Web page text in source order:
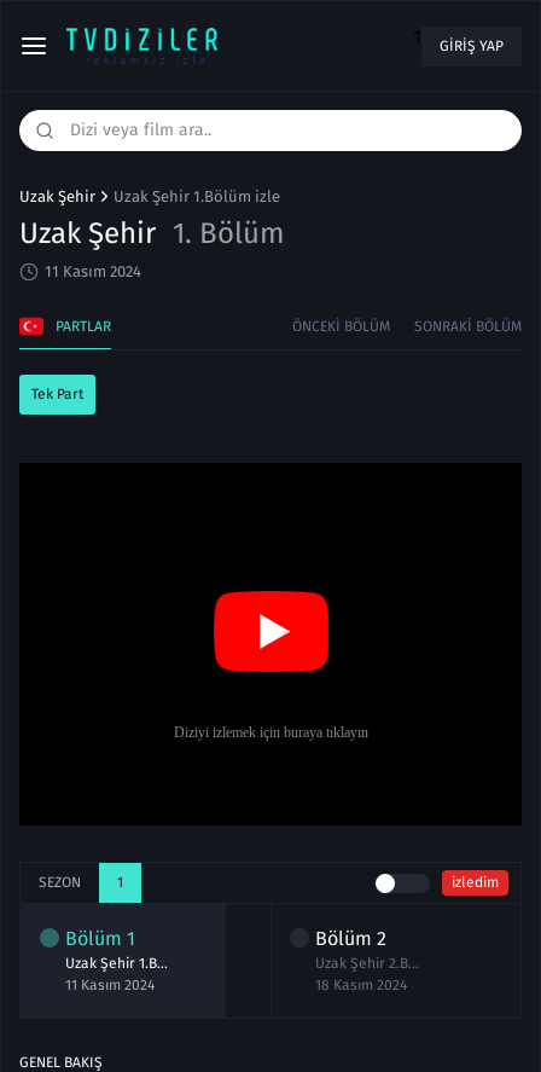
1 GIRIŞ YAP
Uzak Şehir Uzak Şehir 1.Bölüm izle
Uzak Şehir 1. Bölüm
11 Kasım 2024
PARTLAR ÖNCEKI BÖLÜM SONRAKI BÖLÜM
Tek Part
SEZON 1 izledim
Bölüm 1
Uzak Şehir 1.Bölüm izle
11 Kasım 2024
Bölüm 2
Uzak Şehir 2.Bölüm izle
18 Kasım 2024
GENEL BAKIŞ